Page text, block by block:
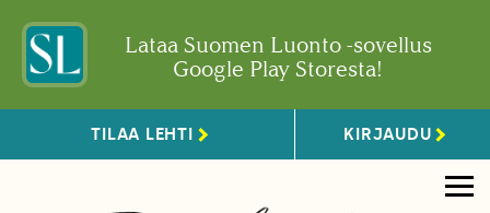
Lataa Suomen Luonto -sovellus
Google Play Storesta!
TILAA LEHTI KIRJAUDU